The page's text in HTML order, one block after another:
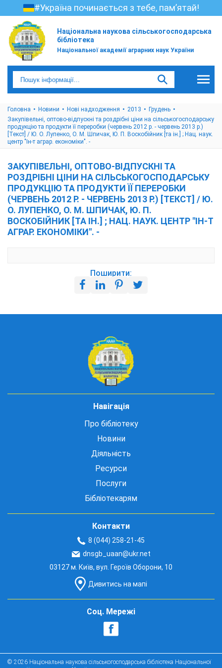
#Україна починається з тебе, пам’ятай!
Національна наукова сільськогосподарська
бібліотека
Національної академії аграрних наук України
Головна Новини Нові надходження 2013
Грудень
Закупівельні, оптово-відпускні та роздрібні ціни на сільськогосподарську
продукцію та продукти її переробки (червень 2012 р. - червень 2013 р.)
[Текст] / Ю. О. Лупенко, О. М. Шпичак, Ю. П. Воскобійник [та ін.] ; Нац. наук.
центр "Ін-т аграр. економіки". -
ЗАКУПІВЕЛЬНІ, ОПТОВО-ВІДПУСКНІ ТА
РОЗДРІБНІ ЦІНИ НА СІЛЬСЬКОГОСПОДАРСЬКУ
ПРОДУКЦІЮ ТА ПРОДУКТИ ЇЇ ПЕРЕРОБКИ
(ЧЕРВЕНЬ 2012 Р. - ЧЕРВЕНЬ 2013 Р.) [ТЕКСТ] / Ю.
О. ЛУПЕНКО, О. М. ШПИЧАК, Ю. П.
ВОСКОБІЙНИК [ТА ІН.] ; НАЦ. НАУК. ЦЕНТР "ІН-Т
АГРАР. ЕКОНОМІКИ". -
Поширити:
Навігація
Про бібліотеку
Новини
Діяльність
Ресурси
Послуги
Бібліотекарям
Контакти
8 (044) 258-21-45
dnsgb_uaan@ukr.net
03127 м. Київ, вул. Героїв Оборони, 10
Дивитись на мапі
Соц. Мережі
© 2026 Національна наукова сільськогосподарська бібліотека Національної